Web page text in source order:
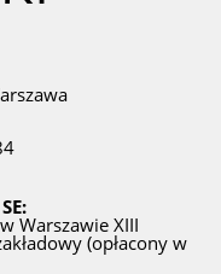
WarszawieXIII
(opłacony w